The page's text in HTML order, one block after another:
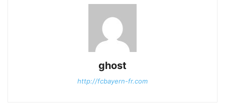
ghost
http://fcbayern-fr.com